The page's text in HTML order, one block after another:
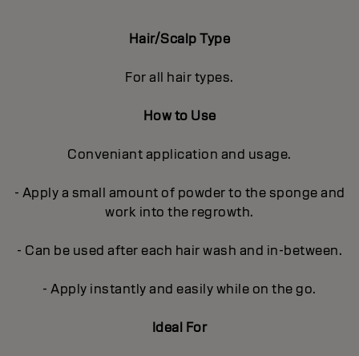
Hair/Scalp Type
For all hair types.
How to Use
Conveniant application and usage.
- Apply a small amount of powder to the sponge and
work into the regrowth.
- Can be used after each hair wash and in-between.
- Apply instantly and easily while on the go.
Ideal For